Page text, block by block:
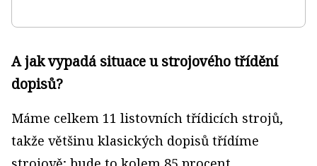
A jak vypadá situace u strojového třídění
dopisů?
Máme celkem 11 listovních třídicích strojů,
takže většinu klasických dopisů třídíme